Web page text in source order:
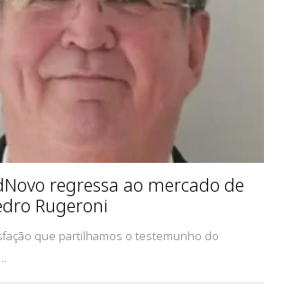
regressa ao mercado de
Rugeroni
que partilhamos o testemunho do